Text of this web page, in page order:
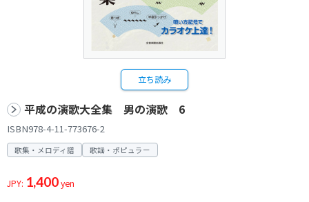
立ち読み
平成の演歌大全集 男の演歌 6
ISBN978-4-11-773676-2
歌集・メロディ譜 歌謡・ポピュラー
JPY: 1,400yen